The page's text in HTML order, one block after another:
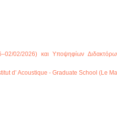
02/2026) και Υποψηφίων
d’ Acoustique - Graduate School (Le